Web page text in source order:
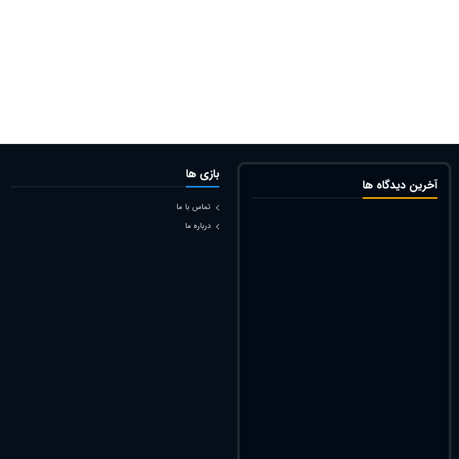
آخرین دیدگاه ها
بازی ها
تماس با ما
درباره ما